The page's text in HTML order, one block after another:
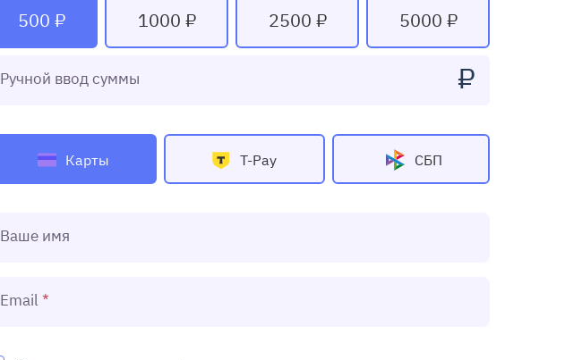
500 ₽ 1000 ₽ 2500 ₽ 5000 ₽
Ручной ввод суммы ₽
Карты T-Pay СБП
Ваше имя
Email